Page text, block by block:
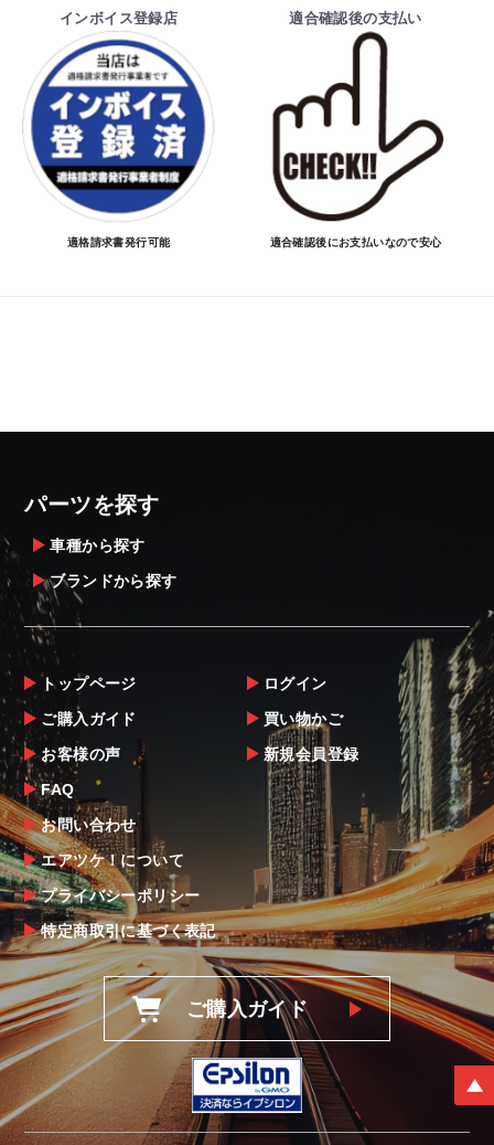
インボイス登録店
適格請求書発行可能
適合確認後の支払い
適合確認後にお支払いなので安心
パーツを探す
車種から探す
ブランドから探す
トップページ
ご購入ガイド
お客様の声
FAQ
お問い合わせ
エアツケ！について
プライバシーポリシー
特定商取引に基づく表記
ログイン
買い物かご
新規会員登録
ご購入ガイド